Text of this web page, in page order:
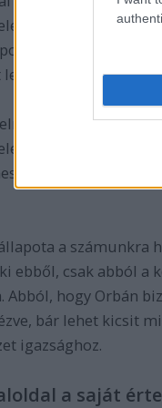
emelésével
mi működteti
kezdenünk
elmebetegnek
nyugvó
politikai
a számunkra
ebből, csak abból a
hogy Orbán
bár lehet kicsit
igazsághoz.
a saját